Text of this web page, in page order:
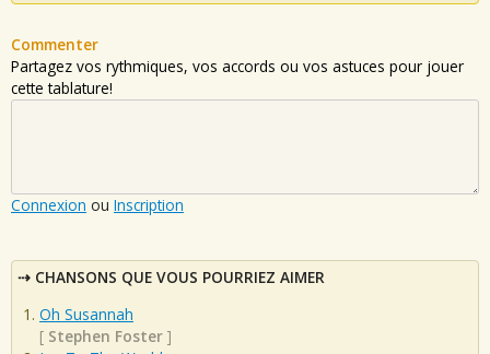
Commenter
Partagez vos rythmiques, vos accords ou vos astuces pour jouer
cette tablature!
Connexion ou Inscription
CHANSONS QUE VOUS POURRIEZ AIMER
Oh Susannah
[ Stephen Foster ]